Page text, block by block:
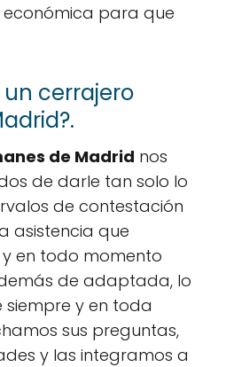
para que
un cerrajero
de Madrid nos
de darle tan solo lo
de contestación
asistencia que
en todo momento
de adaptada, lo
y en toda
sus preguntas,
y las integramos a